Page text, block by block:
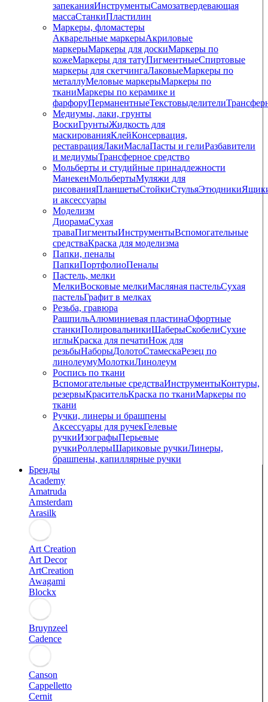
запеканияИнструментыСамозатвердевающая
массаСтанкиПластилин
Маркеры, фломастеры
Акварельные маркерыАкриловые
маркерыМаркеры для доскиМаркеры по
кожеМаркеры для татуПигментныеCпиртовые
маркеры для скетчингаЛаковыеМаркеры по
металлуМеловые маркерыМаркеры по
тканиМаркеры по керамике и
фарфоруПерманентныеТекстовыделители
Медиумы, лаки, грунты
ВоскиГрунтыЖидкость для
маскированияКлейКонсервация,
реставрацияЛакиМаслаПасты и гелиРазбавители
и медиумыТрансферное средство
Мольберты и студийные принадлежности
МанекенМольбертыМуляжи для
рисованияПланшетыСтойкиСтульяЭтюдники
и аксессуары
Моделизм
ДиорамаСухая
траваПигментыИнструментыВспомогательные
средстваКраска для моделизма
Папки, пеналы
ПапкиПортфолиоПеналы
Пастель, мелки
МелкиВосковые мелкиМасляная пастельСухая
пастельГрафит в мелках
Резьба, гравюра
РашпильАлюминиевая пластинаОфортные
станкиПолировальникиШаберыСкобелиСухие
иглыКраска для печатиНож для
резьбыНаборыДолотоСтамескаРезец по
линолеумуМолоткиЛинолеум
Роспись по ткани
Вспомогательные средстваИнструментыКонтуры,
резервыКрасительКраска по тканиМаркеры по
ткани
Ручки, линеры и брашпены
Аксессуары для ручекГелевые
ручкиИзографыПерьевые
ручкиРоллерыШариковые ручкиЛинеры,
брашпены, капиллярные ручки
Бренды
Academy
Amatruda
Amsterdam
Arasilk
Art Creation
Art Decor
ArtCreation
Awagami
Blockx
Bruynzeel
Cadence
Canson
Cappelletto
Cernit